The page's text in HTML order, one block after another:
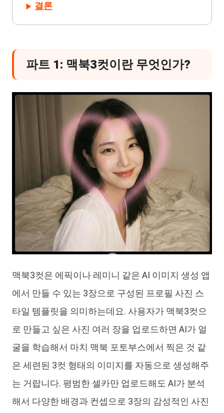
결론
파트 1: 맥북3컷이란 무엇인가?
맥북3컷은 에픽이나 레미니 같은 AI 이미지 생성 앱
에서 만들 수 있는 3장으로 구성된 프로필 사진 스
타일 템플릿을 의미하는데요. 사용자가 맥북3컷으
로 만들고 싶은 사진 여러 장을 업로드하면 AI가 얼
굴을 학습해서 마치 맥북 포토부스에서 찍은 것 같
은 세련된 3컷 형태의 이미지를 자동으로 생성해주
는 거랍니다. 평범한 셀카만 업로드해도 AI가 분석
해서 다양한 배경과 컨셉으로 3장의 감성적인 사진